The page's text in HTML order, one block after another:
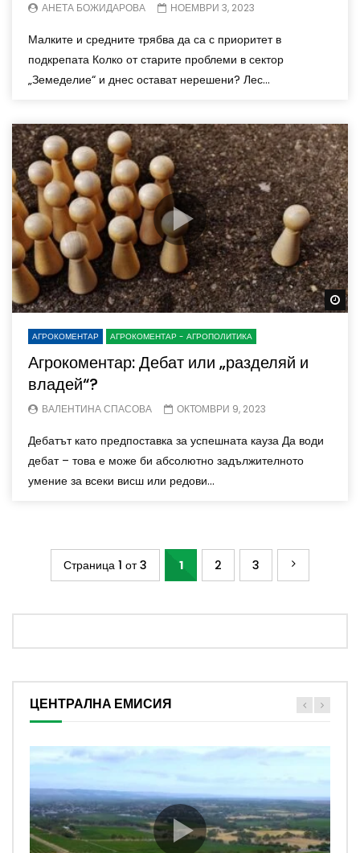
АНЕТА БОЖИДАРОВА НОЕМВРИ 3, 2023
Малките и средните трябва да са с приоритет в
подкрепата Колко от старите проблеми в сектор
„Земеделие“ и днес остават нерешени? Лес...
АГРОКОМЕНТАР АГРОКОМЕНТАР - АГРОПОЛИТИКА
Агрокоментар: Дебат или „разделяй и
владей“?
ВАЛЕНТИНА СПАСОВА ОКТОМВРИ 9, 2023
Дебатът като предпоставка за успешната кауза Да води
дебат – това е може би абсолютно задължителното
умение за всеки висш или редови...
Страница 1 от 3 1 2 3
ЦЕНТРАЛНА ЕМИСИЯ